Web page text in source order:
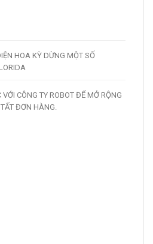
HOA KỲ DỪNG MỘT SỐ
VỚI CÔNG TY ROBOT ĐỂ MỞ RỘNG
ĐƠN HÀNG.